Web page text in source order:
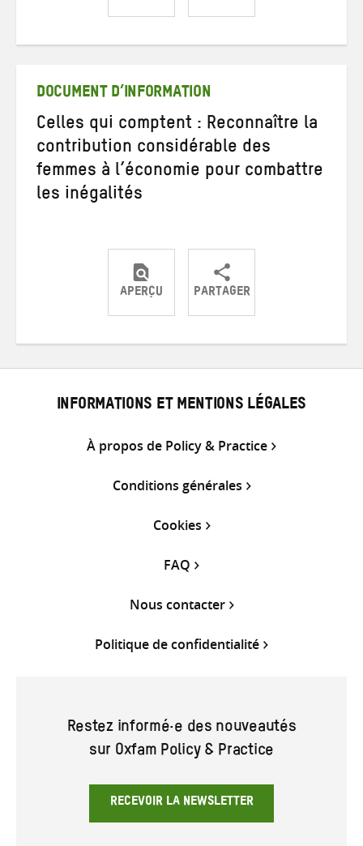
PartagerPartagerPartager
DOCUMENT D’INFORMATION
Celles qui comptent : Reconnaître la
contribution considérable des
femmes à l’économie pour combattre
les inégalités
APERÇU PARTAGER
PartagerPartagerPartager
INFORMATIONS ET MENTIONS LÉGALES
À propos de Policy & Practice
Conditions générales
Cookies
FAQ
Nous contacter
Politique de confidentialité
Restez informé·e des nouveautés
sur Oxfam Policy & Practice
RECEVOIR LA NEWSLETTER